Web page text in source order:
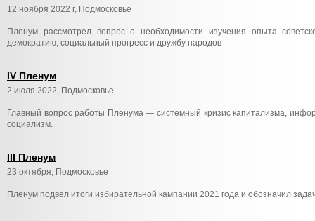
12 ноября 2022 г, Подмосковье
Пленум рассмотрел вопрос о необходимости изучения опыта
демократию, социальный прогресс и дружбу народов
IV Пленум
2 июля 2022, Подмосковье
Главный вопрос работы Пленума — системный кризис капитализма,
социализм.
III Пленум
23 октября, Подмосковье
Пленум подвел итоги избирательной кампании 2021 года и обозначил